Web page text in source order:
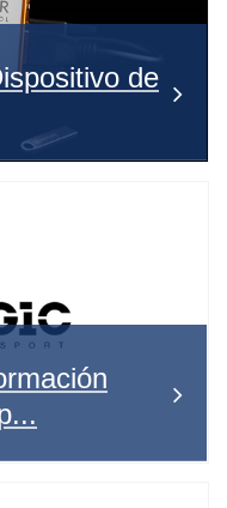
de